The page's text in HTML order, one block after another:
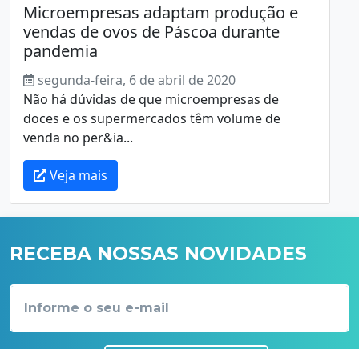
Microempresas adaptam produção e
vendas de ovos de Páscoa durante
pandemia
segunda-feira, 6 de abril de 2020
Não há dúvidas de que microempresas de
doces e os supermercados têm volume de
venda no per&ia...
Veja mais
RECEBA NOSSAS NOVIDADES